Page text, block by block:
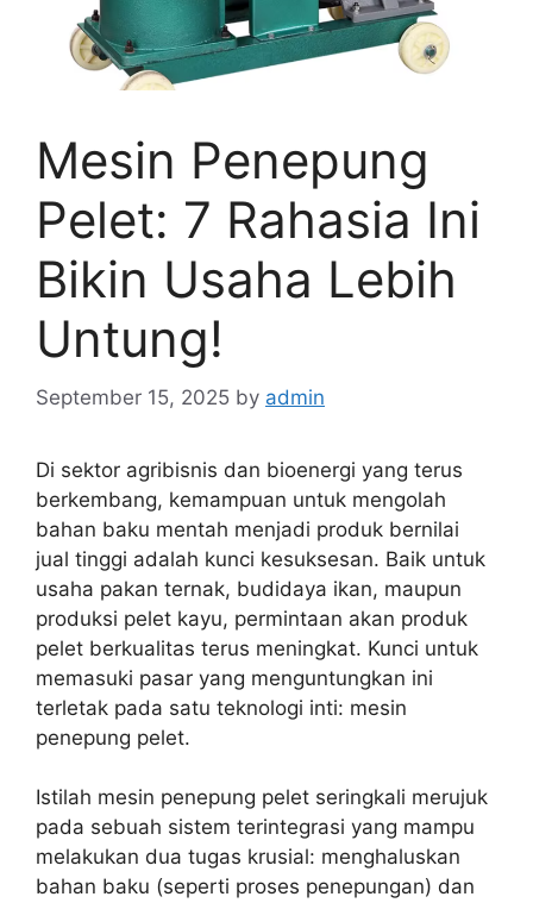
Mesin Penepung
Pelet: 7 Rahasia Ini
Bikin Usaha Lebih
Untung!
September 15, 2025 by admin
Di sektor agribisnis dan bioenergi yang terus
berkembang, kemampuan untuk mengolah
bahan baku mentah menjadi produk bernilai
jual tinggi adalah kunci kesuksesan. Baik untuk
usaha pakan ternak, budidaya ikan, maupun
produksi pelet kayu, permintaan akan produk
pelet berkualitas terus meningkat. Kunci untuk
memasuki pasar yang menguntungkan ini
terletak pada satu teknologi inti: mesin
penepung pelet.
Istilah mesin penepung pelet seringkali merujuk
pada sebuah sistem terintegrasi yang mampu
melakukan dua tugas krusial: menghaluskan
bahan baku (seperti proses penepungan) dan